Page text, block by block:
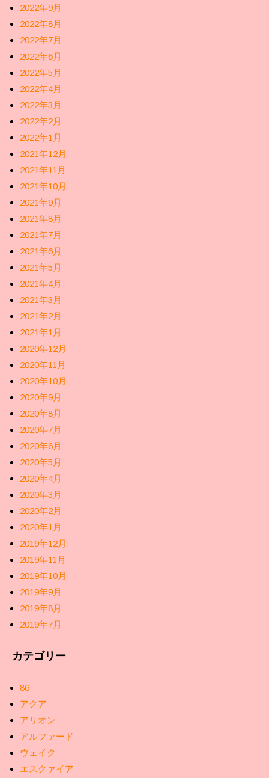
2022年9月
2022年8月
2022年7月
2022年6月
2022年5月
2022年4月
2022年3月
2022年2月
2022年1月
2021年12月
2021年11月
2021年10月
2021年9月
2021年8月
2021年7月
2021年6月
2021年5月
2021年4月
2021年3月
2021年2月
2021年1月
2020年12月
2020年11月
2020年10月
2020年9月
2020年8月
2020年7月
2020年6月
2020年5月
2020年4月
2020年3月
2020年2月
2020年1月
2019年12月
2019年11月
2019年10月
2019年9月
2019年8月
2019年7月
カテゴリー
86
アクア
アリオン
アルファード
ウェイク
エスクァイア